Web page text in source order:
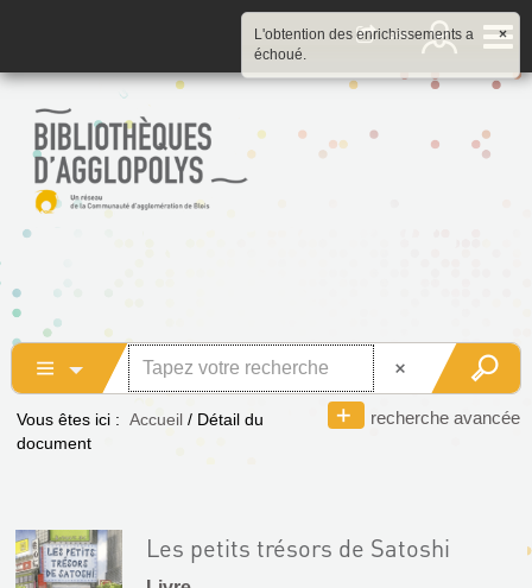
recherche avancée
Vous êtes ici : Accueil / Détail du
document
Les petits trésors de Satoshi
×
L'obtention des enrichissements a
échoué.